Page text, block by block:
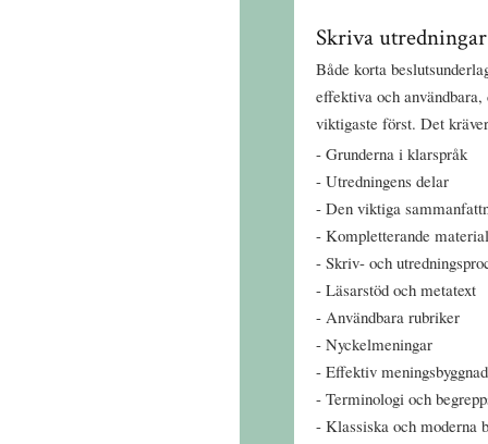
Skriva
Både korta
effektiva och
viktigaste först. Det
Grunderna i klarspråk
Utredningens delar
Den viktiga
Kompletterande material
Skriv- och
Läsarstöd och metatext
Användbara rubriker
Nyckelmeningar
Effektiv meningsbyggnad
Terminologi och
Klassiska och moderna